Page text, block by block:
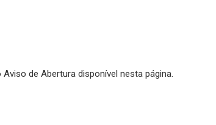
de Abertura disponível nesta página.